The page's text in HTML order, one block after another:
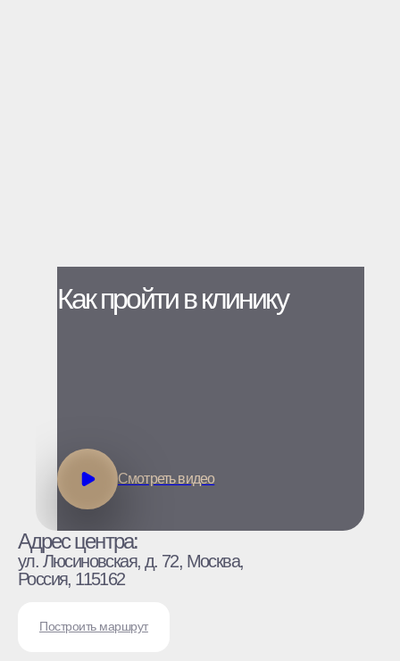
Как пройти в клинику
Смотреть видео
Адрес центра:
ул. Люсиновская, д. 72, Москва,
Россия, 115162
Построить маршрут